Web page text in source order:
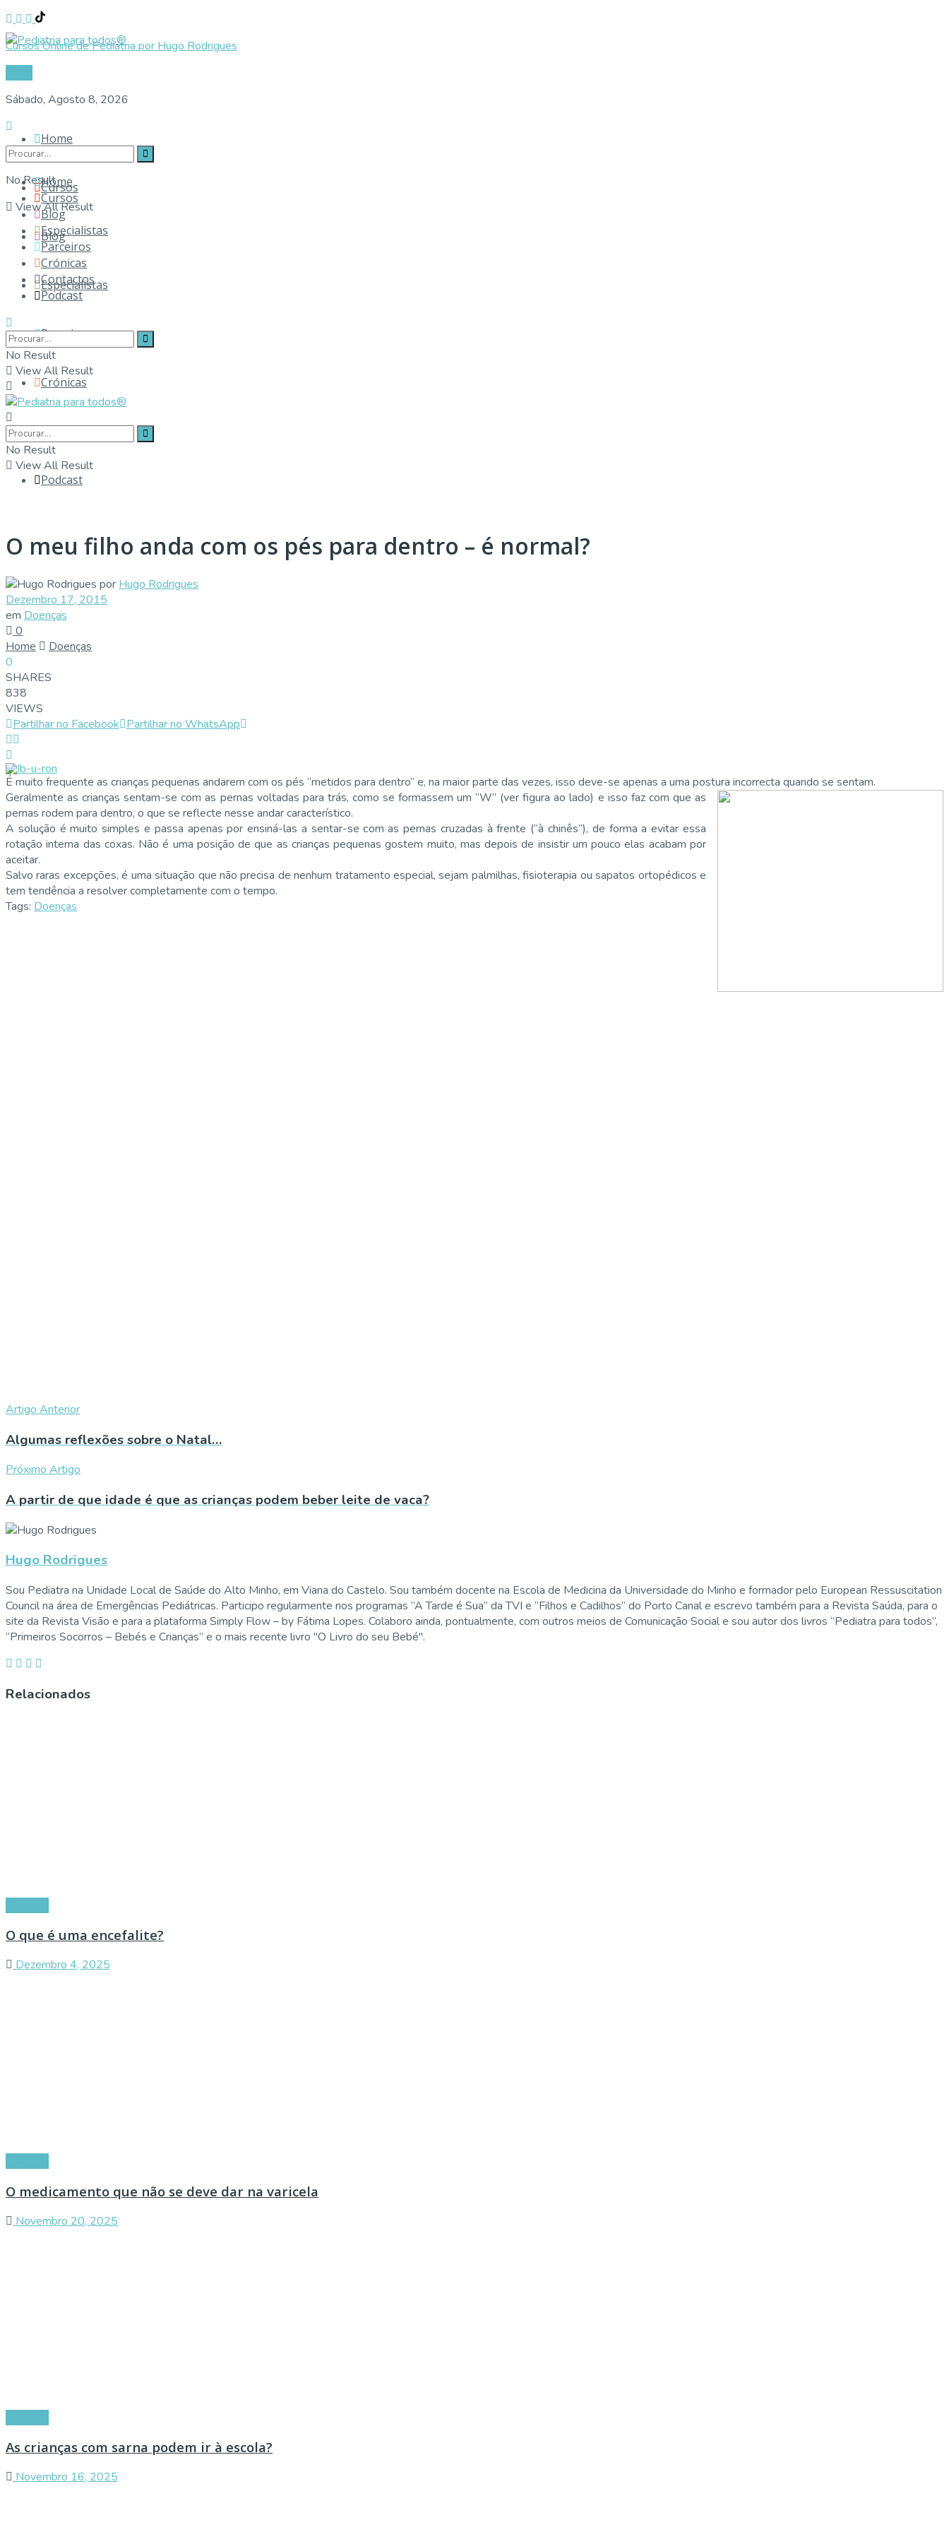
Cursos Online de Pediatria por Hugo Rodrigues
Sábado, Agosto 8, 2026
No Result
View All Result
Home
Cursos
Blog
Especialistas
Parceiros
Crónicas
Contactos
Podcast
Home
Cursos
Blog
Especialistas
Parceiros
Crónicas
Contactos
Podcast
No Result
View All Result
No Result
View All Result
O meu filho anda com os pés para dentro – é normal?
por Hugo Rodrigues
Dezembro 17, 2015
em Doenças
0
Home
Doenças
0
SHARES
838
VIEWS
Partilhar no Facebook Partilhar no WhatsApp
É muito frequente as crianças pequenas andarem com os pés “metidos para dentro” e, na maior parte das vezes, isso deve-se apenas a uma postura incorrecta quando se sentam.
Geralmente as crianças sentam-se com as pernas voltadas para trás, como se formassem um “W” (ver figura ao lado) e isso faz com que as
pernas rodem para dentro, o que se reflecte nesse andar característico.
A solução é muito simples e passa apenas por ensiná-las a sentar-se com as pernas cruzadas à frente (“à chinês”), de forma a evitar essa
rotação interna das coxas. Não é uma posição de que as crianças pequenas gostem muito, mas depois de insistir um pouco elas acabam por
aceitar.
Salvo raras excepções, é uma situação que não precisa de nenhum tratamento especial, sejam palmilhas, fisioterapia ou sapatos ortopédicos e
tem tendência a resolver completamente com o tempo.
Tags: Doenças
Artigo Anterior
Algumas reflexões sobre o Natal…
Próximo Artigo
A partir de que idade é que as crianças podem beber leite de vaca?
Hugo Rodrigues
Sou Pediatra na Unidade Local de Saúde do Alto Minho, em Viana do Castelo. Sou também docente na Escola de Medicina da Universidade do Minho e formador pelo European Ressuscitation
Council na área de Emergências Pediátricas. Participo regularmente nos programas “A Tarde é Sua” da TVI e “Filhos e Cadilhos” do Porto Canal e escrevo também para a Revista Saúda, para o
site da Revista Visão e para a plataforma Simply Flow – by Fátima Lopes. Colaboro ainda, pontualmente, com outros meios de Comunicação Social e sou autor dos livros “Pediatra para todos”,
“Primeiros Socorros – Bebés e Crianças” e o mais recente livro "O Livro do seu Bebé".
Relacionados
O que é uma encefalite?
Dezembro 4, 2025
O medicamento que não se deve dar na varicela
Novembro 20, 2025
As crianças com sarna podem ir à escola?
Novembro 16, 2025